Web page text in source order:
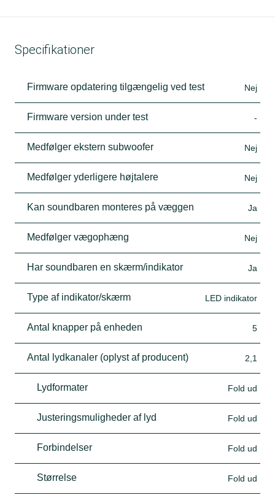
Specifikationer
Firmware opdatering tilgængelig ved test Nej
Firmware version under test -
Medfølger ekstern subwoofer Nej
Medfølger yderligere højtalere Nej
Kan soundbaren monteres på væggen Ja
Medfølger vægophæng Nej
Har soundbaren en skærm/indikator Ja
Type af indikator/skærm LED indikator
Antal knapper på enheden 5
Antal lydkanaler (oplyst af producent) 2,1
Lydformater Fold ud
Justeringsmuligheder af lyd Fold ud
Forbindelser Fold ud
Størrelse Fold ud